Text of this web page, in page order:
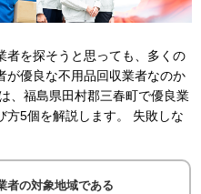
者を探そうと思っても、多くの
が優良な不用品回収業者なのか
、福島県田村郡三春町で優良業
方5個を解説します。 失敗しな
者の対象地域である